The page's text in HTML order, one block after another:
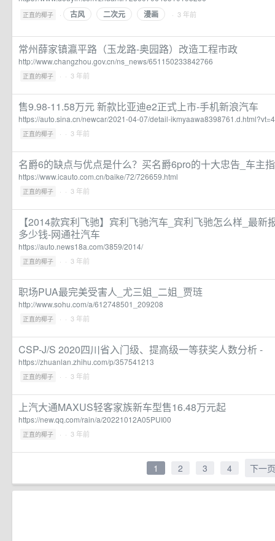
正直的椰子 · 古风 二次元 漫画 · 3 年前
常州薛家镇瀛平路（玉龙路-奥园路）改造工程市政
http://www.changzhou.gov.cn/ns_news/651150233842766
正直的椰子 · · 3 年前
售9.98-11.58万元 新款比亚迪e2正式上市-手机新浪汽车
https://auto.sina.cn/newcar/2021-04-07/detail-
正直的椰子 · · 3 年前
名爵6的缺点与优点是什么？买名爵6pro的十大忠告_车主
https://www.icauto.com.cn/baike/72/726659.html
正直的椰子 · · 3 年前
【2014款宾利飞驰】宾利飞驰汽车_宾利飞驰怎么样_最新
多少钱-网通社汽车
https://auto.news18a.com/3859/2014/
正直的椰子 · · 3 年前
职场PUA最完美受害人_尤三姐_二姐_贾琏
http://www.sohu.com/a/612748501_209208
正直的椰子 · · 3 年前
CSP-J/S 2020四川省入门级、提高级一等获奖人数分析 -
https://zhuanlan.zhihu.com/p/357541213
正直的椰子 · · 3 年前
上汽大通MAXUS轻客家族新车型售16.48万元起
https://new.qq.com/rain/a/20221012A05PUI00
正直的椰子 · · 3 年前
1 2 3 4 下一页